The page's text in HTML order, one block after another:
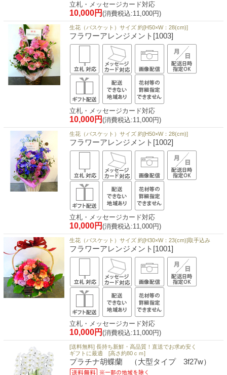
立札・メッセージカード対応
10,000円 (消費税込:11,000円)
生花（バスケット）サイズ 約[H50×W：28(cm)]
フラワーアレンジメント[1003]
立札・メッセージカード対応
10,000円 (消費税込:11,000円)
生花（バスケット）サイズ 約[H50×W：28(cm)]
フラワーアレンジメント[1002]
立札・メッセージカード対応
10,000円 (消費税込:11,000円)
生花（バスケット）サイズ 約[H30×W：23(cm)]取手込み
フラワーアレンジメント[1001]
立札・メッセージカード対応
10,000円 (消費税込:11,000円)
[送料無料] 長持ち新鮮・高品質！直送でお求め安く
ギフトに最適 [高さ約80ｃｍ]
プラチナ胡蝶蘭 （大型タイプ 3f27w）